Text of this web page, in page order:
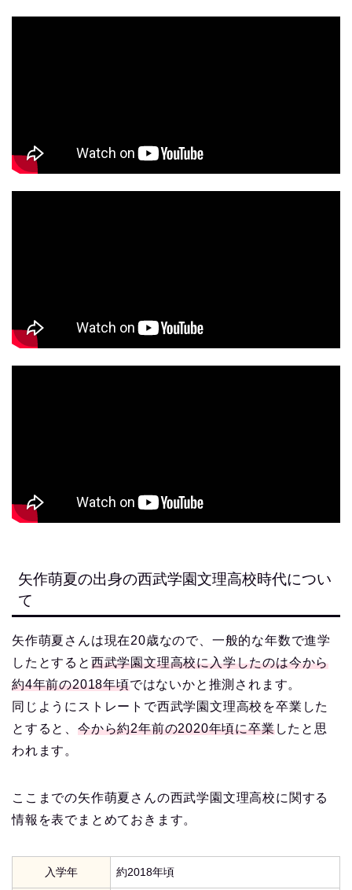
矢作萌夏の出身の西武学園文理高校時代につい
て
矢作萌夏さんは現在20歳なので、一般的な年数で進学
したとすると 西武学園文理高校に入学したのは今から
約4年前の2018年頃ではないかと推測されます。
同じようにストレートで西武学園文理高校を卒業した
とすると、 今から約2年前の2020年頃に卒業したと思
われます。
ここまでの矢作萌夏さんの西武学園文理高校に関する
情報を表でまとめておきます。
入学年 約2018年頃